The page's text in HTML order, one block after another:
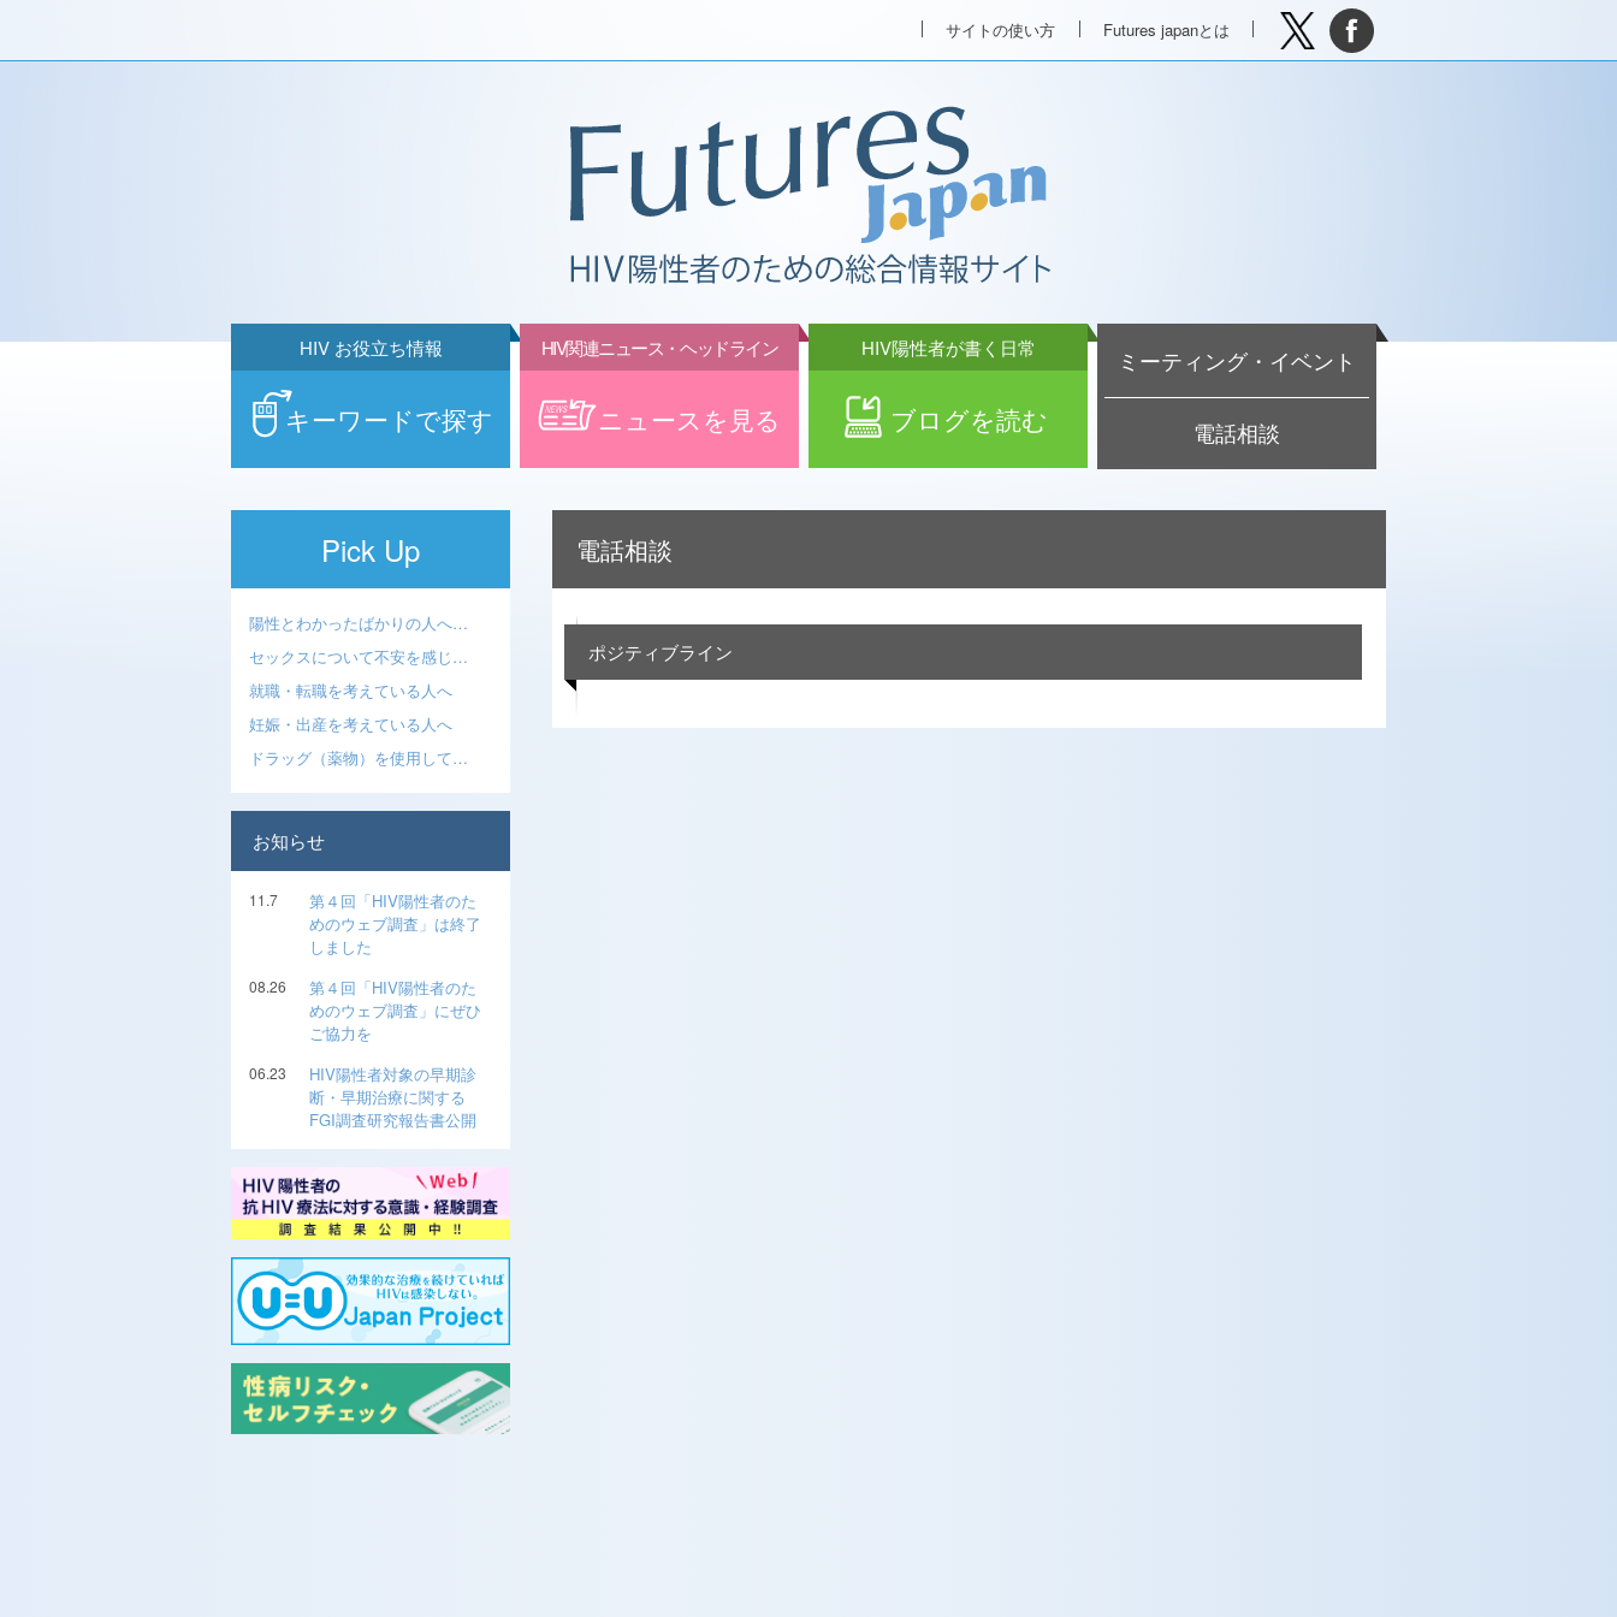
サイトの使い方 Futures japanとは
キーワードで探す
HIV お役立ち情報
ニュースを見る
HIV関連ニュース・ヘッドライン
ブログを読む
HIV陽性者が書く日常 ミーティング・イベント
電話相談
電話相談
ポジティブライン
Pick Up
陽性とわかったばかりの人へ…
セックスについて不安を感じ…
就職・転職を考えている人へ
妊娠・出産を考えている人へ
ドラッグ（薬物）を使用して…
お知らせ
11.7
第４回「HIV陽性者のた
めのウェブ調査」は終了
しました
08.26
第４回「HIV陽性者のた
めのウェブ調査」にぜひ
ご協力を
06.23
HIV陽性者対象の早期診
断・早期治療に関する
FGI調査研究報告書公開